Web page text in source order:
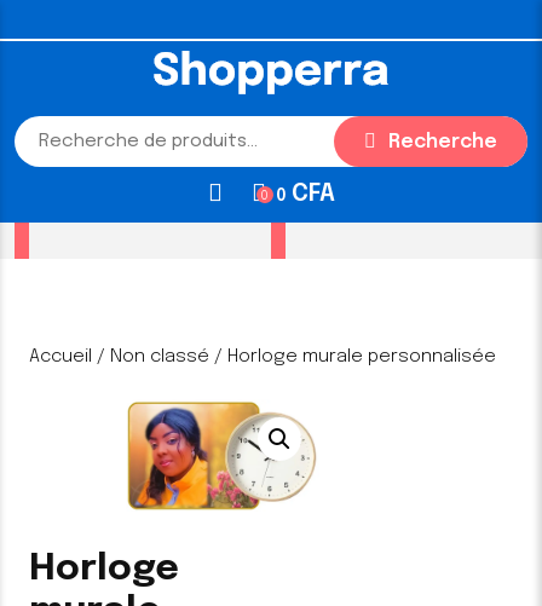
to
Recherche
pour :
Recherche
0 0 CFA
Accueil / Non classé / Horloge murale personnalisée
Horloge